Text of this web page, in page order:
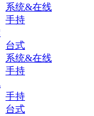
系统&在线
手持
台式
系统&在线
手持
手持
台式